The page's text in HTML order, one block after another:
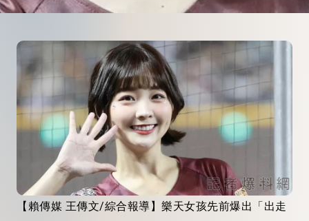
【賴傳媒 王傳文/綜合報導】樂天女孩先前爆出「出走